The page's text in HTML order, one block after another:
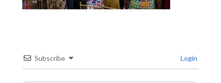
Subscribe Login